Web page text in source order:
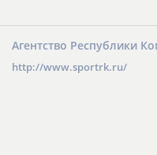
Агентство Республики
http://www.sportrk.ru/